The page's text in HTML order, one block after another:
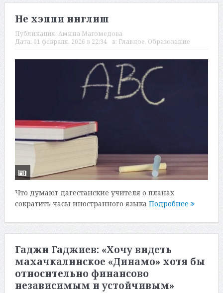
Не хэппи инглиш
Публикация: Амина Магомедова
Дата: 01 февраля, 2026 в 22:34 в: Главное, Образование
Что думают дагестанские учителя о планах
сократить часы иностранного языка Подробнее
Гаджи Гаджиев: «Хочу видеть
махачкалинское «Динамо» хотя бы
относительно финансово
независимым и устойчивым»